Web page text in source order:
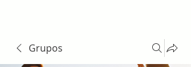
Grupos